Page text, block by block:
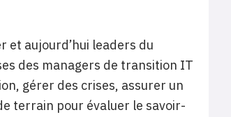
et aujourd’hui leaders du
des managers de transition IT
gérer des crises, assurer un
terrain pour évaluer le savoir-